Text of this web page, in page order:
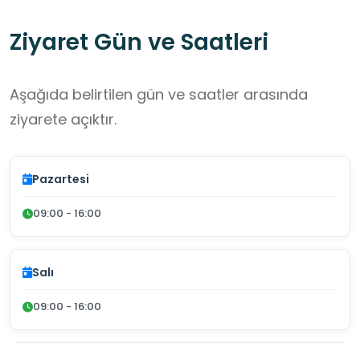
Ziyaret Gün ve Saatleri
Aşağıda belirtilen gün ve saatler arasında
ziyarete açıktır.
Pazartesi
09:00 - 16:00
Salı
09:00 - 16:00